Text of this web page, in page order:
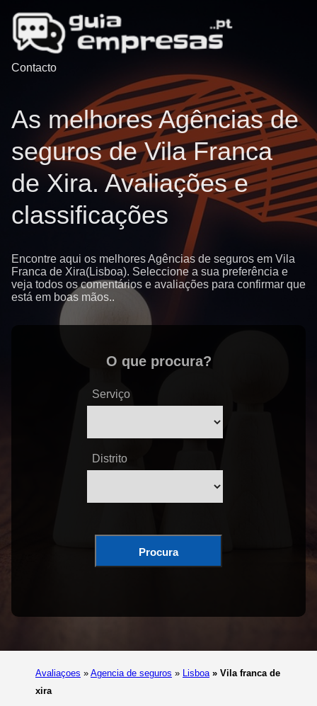
Contacto
As melhores Agências de
seguros de Vila Franca
de Xira. Avaliações e
classificações
Encontre aqui os melhores Agências de seguros em Vila
Franca de Xira(Lisboa). Seleccione a sua preferência e
veja todos os comentários e avaliações para confirmar que
está em boas mãos..
O que procura?
Serviço
Distrito
Procura
Avaliaçoes » Agencia de seguros » Lisboa » Vila franca de
xira